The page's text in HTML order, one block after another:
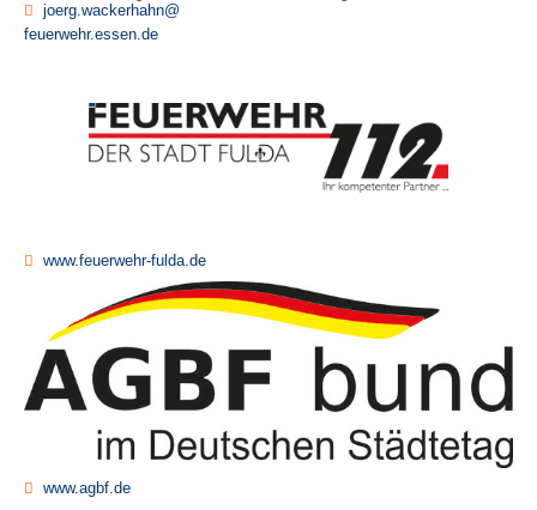
joerg.wackerhahn@
feuerwehr.essen.de
www.feuerwehr-fulda.de
www.agbf.de